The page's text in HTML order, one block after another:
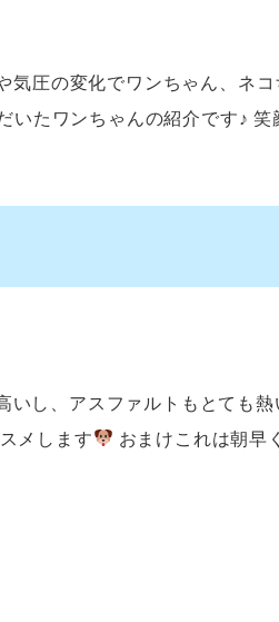
圧の変化でワンちゃん、ネ
いたワンちゃんの紹介です♪ 笑
いし、アスファルトもとても熱
メします おまけこれは朝早